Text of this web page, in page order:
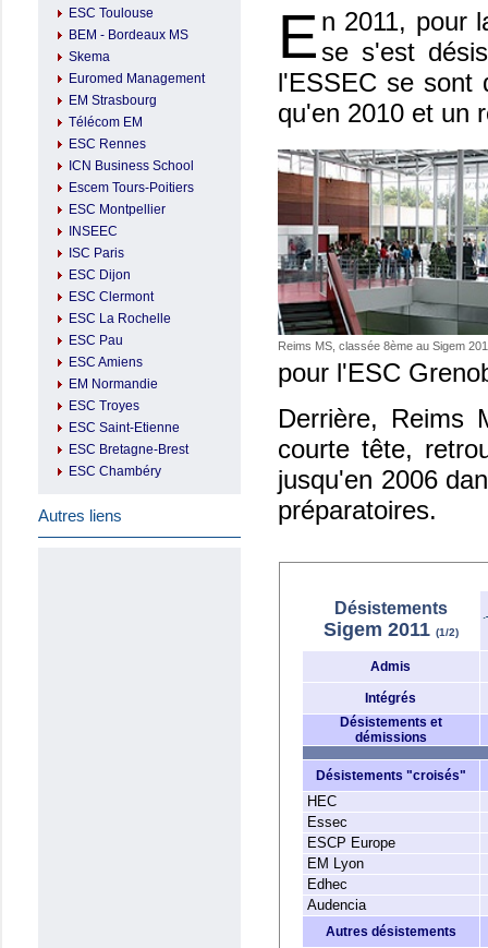
ESC Toulouse
BEM - Bordeaux MS
Skema
Euromed Management
EM Strasbourg
Télécom EM
ESC Rennes
ICN Business School
Escem Tours-Poitiers
ESC Montpellier
INSEEC
ISC Paris
ESC Dijon
ESC Clermont
ESC La Rochelle
ESC Pau
ESC Amiens
EM Normandie
ESC Troyes
ESC Saint-Etienne
ESC Bretagne-Brest
ESC Chambéry
Autres liens
E n 2011, pour
se s'est
l'ESSEC se sont
qu'en 2010 et un
Reims MS, classée 8ème au Sigem
pour l'ESC
Derrière, Reims
courte tête,
jusqu'en 2006
préparatoires.
Désistements
Sigem 2011 (1/2)
Admis
Intégrés
Désistements et
démissions
Désistements "croisés"
HEC
Essec
ESCP Europe
EM Lyon
Edhec
Audencia
Autres désistements